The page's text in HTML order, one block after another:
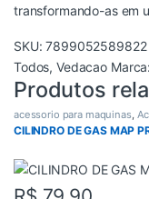
transformando-as em
SKU:7899052589822
Todos,Vedacao Marca:
Produtos
acessorio para maquinas,
CILINDRO DE GAS MAP